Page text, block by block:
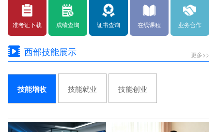
准考证下载 成绩查询 证书查询 在线课程 业务合作
西部技能展示 更多>>
技能增收 技能就业 技能创业